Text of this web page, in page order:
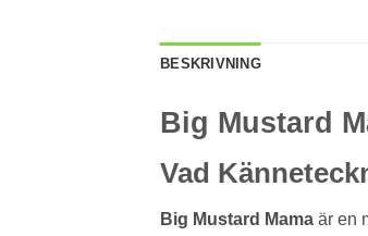
BESKRIVNING
Big Mustard
Vad
Big Mustard Mama är en